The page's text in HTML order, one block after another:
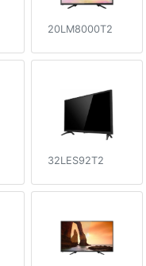
20LM8000T2
32LES92T2